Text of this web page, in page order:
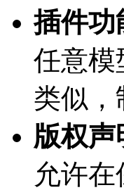
插件功
任意模
类似，
版权声
允许